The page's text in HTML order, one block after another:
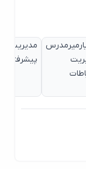
مدیریت
پیشرفته